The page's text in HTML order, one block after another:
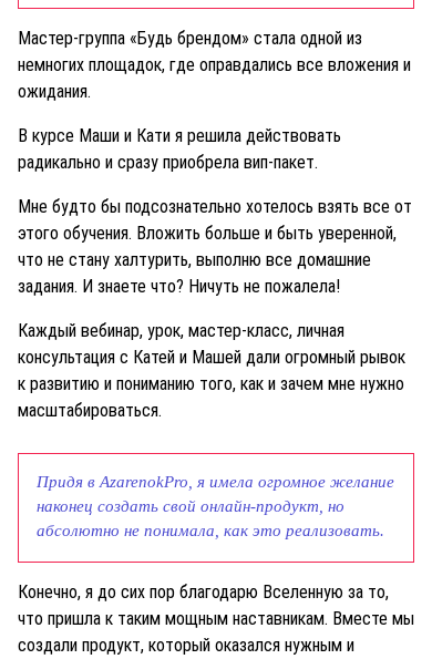
Мастер-группа «Будь брендом» стала одной из
немногих площадок, где оправдались все вложения и
ожидания.
В курсе Маши и Кати я решила действовать
радикально и сразу приобрела вип-пакет.
Мне будто бы подсознательно хотелось взять все от
этого обучения. Вложить больше и быть уверенной,
что не стану халтурить, выполню все домашние
задания. И знаете что? Ничуть не пожалела!
Каждый вебинар, урок, мастер-класс, личная
консультация с Катей и Машей дали огромный рывок
к развитию и пониманию того, как и зачем мне нужно
масштабироваться.
Придя в AzarenokPro, я имела огромное желание
наконец создать свой онлайн-продукт, но
абсолютно не понимала, как это реализовать.
Конечно, я до сих пор благодарю Вселенную за то,
что пришла к таким мощным наставникам. Вместе мы
создали продукт, который оказался нужным и